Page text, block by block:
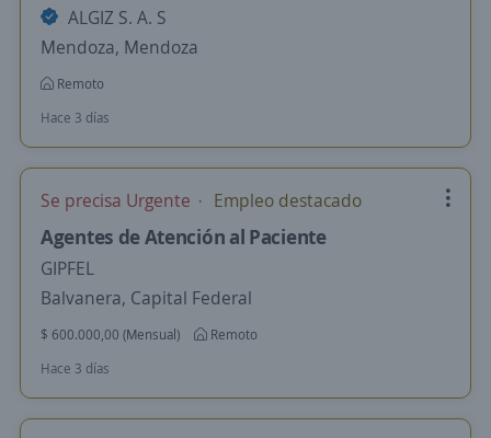
ALGIZ S. A. S
Mendoza, Mendoza
Remoto
Hace 3 días
Se precisa Urgente Empleo destacado
Agentes de Atención al Paciente
GIPFEL
Balvanera, Capital Federal
$ 600.000,00 (Mensual)
Remoto
Hace 3 días